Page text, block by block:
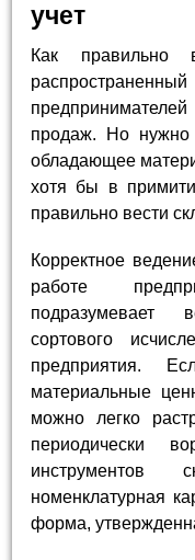
учет
Как правильно
продаж. Но нужно
обладающее
хотя бы в
правильно вести
Корректное
работе
подразумевает
сортового
предприятия.
материальные
можно легко
периодически
инструментов
номенклатурная
форма,